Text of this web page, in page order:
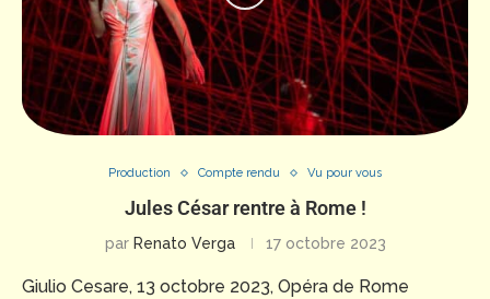
Production Compte rendu Vu pour vous
Jules César rentre à Rome !
par Renato Verga 17 octobre 2023
Giulio Cesare, 13 octobre 2023, Opéra de Rome